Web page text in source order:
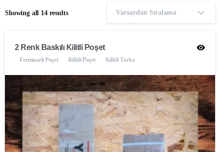
Showing all 14 results Varsayılan Sıralama
2 Renk Baskılı Kilitli Poşet
Fermuarlı Poşet Kilitli Poşet Kilitli Torba